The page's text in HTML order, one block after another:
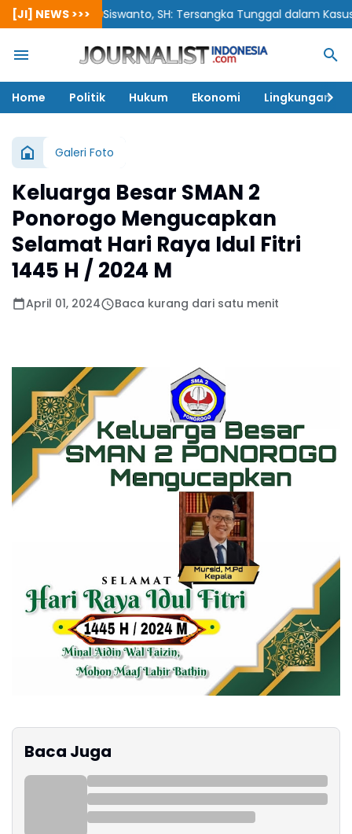
[JI] NEWS >>>Siswanto, SH: Tersangka Tunggal dalam Kasus
Home Politik Hukum Ekonomi Lingkungan
Galeri Foto
Keluarga Besar SMAN 2
Ponorogo Mengucapkan
Selamat Hari Raya Idul Fitri
1445 H / 2024 M
April 01, 2024 Baca kurang dari satu menit
Baca Juga